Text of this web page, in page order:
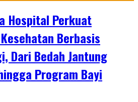
Hospital Perkuat
Berbasis
Dari Bedah Jantung
Program Bayi